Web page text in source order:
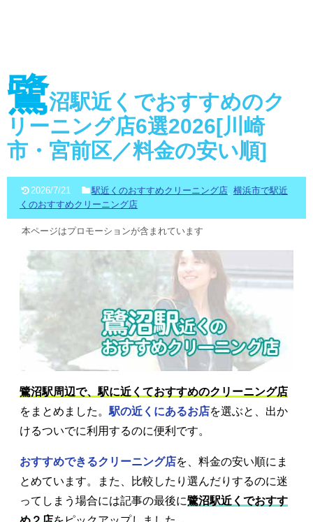
鷺沼駅近くでおすすめのク
リーニング店6選2026[川崎
市・宮前区／料金の安い順]
2026/7/21 駅近くのおすすめクリーニング店, 横浜市で駅近
くのおすすめクリーニング店
本ページはプロモーションが含まれています
鷺沼駅周辺で、駅に近くておすすめのクリーニング店
をまとめました。 駅の近くにあるお店を選ぶと、出か
けるついでに利用するのに便利です。
おすすめできるクリーニング店を、料金の安い順にま
とめています。また、比較したり選んだりするのに迷
ってしまう場合には記事の最後に鷺沼駅近くでおすす